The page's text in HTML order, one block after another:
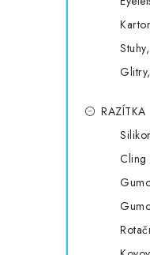
RAZÍTKA
Cling